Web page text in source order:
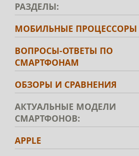
РАЗДЕЛЫ:
МОБИЛЬНЫЕ ПРОЦЕССОРЫ
ВОПРОСЫ-ОТВЕТЫ ПО
СМАРТФОНАМ
ОБЗОРЫ И СРАВНЕНИЯ
АКТУАЛЬНЫЕ МОДЕЛИ
СМАРТФОНОВ:
APPLE